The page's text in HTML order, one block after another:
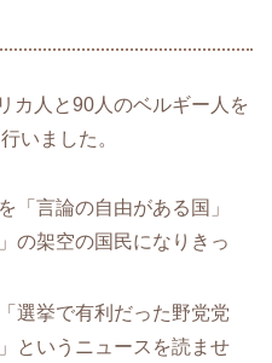
カ人と90人のベルギー人を
いました。
「言論の自由がある国」
の架空の国民になりきっ
選挙で有利だった野党党
というニュースを読ませ